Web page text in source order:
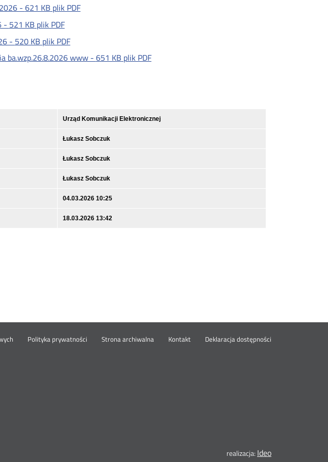
- 621 KB plik PDF
- 521 KB plik PDF
- 520 KB plik PDF
ba.wzp.26.8.2026 www - 651 KB plik PDF
Urząd Komunikacji Elektronicznej
Łukasz Sobczuk
Łukasz Sobczuk
Łukasz Sobczuk
04.03.2026 10:25
18.03.2026 13:42
Polityka prywatności Otwórz
Strona archiwalna Kontakt Deklaracja dostępności
realizacja: Ideo